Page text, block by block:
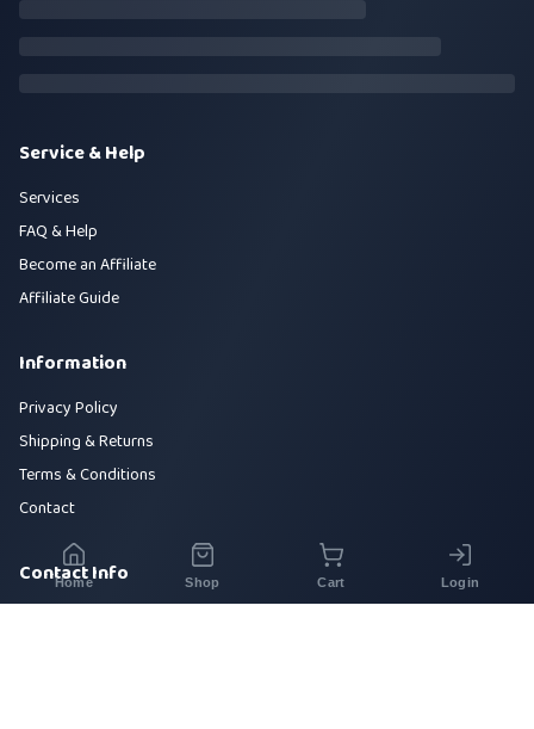
Service & Help
Services
FAQ & Help
Become an Affiliate
Affiliate Guide
Information
Privacy Policy
Shipping & Returns
Terms & Conditions
Contact
Contact Info
Home Shop Cart Login